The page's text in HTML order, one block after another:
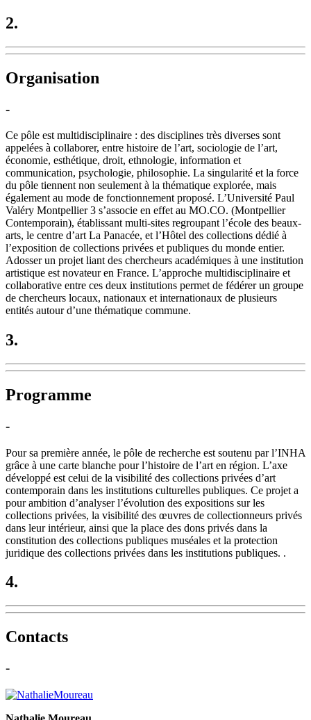
2.
Organisation
-
Ce pôle est multidisciplinaire : des disciplines très diverses sont
appelées à collaborer, entre histoire de l’art, sociologie de l’art,
économie, esthétique, droit, ethnologie, information et
communication, psychologie, philosophie. La singularité et la force
du pôle tiennent non seulement à la thématique explorée, mais
également au mode de fonctionnement proposé. L’Université Paul
Valéry Montpellier 3 s’associe en effet au MO.CO. (Montpellier
Contemporain), établissant multi-sites regroupant l’école des beaux-
arts, le centre d’art La Panacée, et l’Hôtel des collections dédié à
l’exposition de collections privées et publiques du monde entier.
Adosser un projet liant des chercheurs académiques à une institution
artistique est novateur en France. L’approche multidisciplinaire et
collaborative entre ces deux institutions permet de fédérer un groupe
de chercheurs locaux, nationaux et internationaux de plusieurs
entités autour d’une thématique commune.
3.
Programme
-
Pour sa première année, le pôle de recherche est soutenu par l’INHA
grâce à une carte blanche pour l’histoire de l’art en région. L’axe
développé est celui de la visibilité des collections privées d’art
contemporain dans les institutions culturelles publiques. Ce projet a
pour ambition d’analyser l’évolution des expositions sur les
collections privées, la visibilité des œuvres de collectionneurs privés
dans leur intérieur, ainsi que la place des dons privés dans la
constitution des collections publiques muséales et la protection
juridique des collections privées dans les institutions publiques. .
4.
Contacts
-